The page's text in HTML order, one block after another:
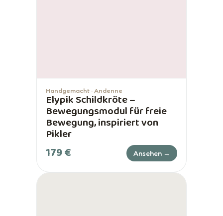
Handgemacht · Andenne
Elypik Schildkröte –
Bewegungsmodul für freie
Bewegung, inspiriert von
Pikler
179 € Ansehen →